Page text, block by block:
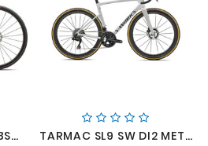
TARMAC SL7 COMP OBSD/SMK
TARMAC SL9 SW DI2 METWHTSIL/GLDPRL/METOBSD